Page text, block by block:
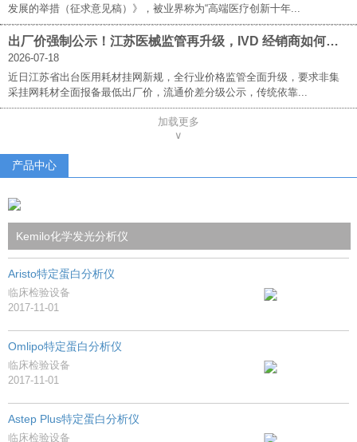
发展的举措（征求意见稿）》，被业界称为“高端医疗创新十年...
出厂价强制公示！江苏医械监管再升级，IVD 经销商如何破局求生？
2026-07-18
近日江苏省出台医用耗材挂网新规，全行业价格监管全面升级，要求非集
采挂网耗材全面报备最低出厂价，流通价差分级公示，传统依靠...
加载更多
∨
产品中心
Kemilo化学发光分析仪
Aristo特定蛋白分析仪
临床检验设备
2017-11-01
Omlipo特定蛋白分析仪
临床检验设备
2017-11-01
Astep Plus特定蛋白分析仪
临床检验设备